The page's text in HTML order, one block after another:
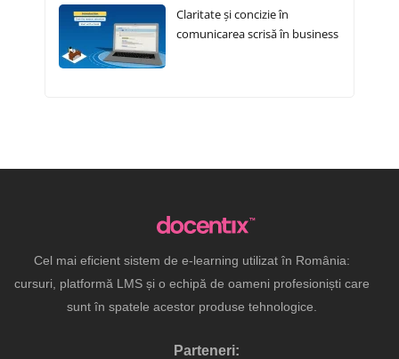
Claritate și concizie în
comunicarea scrisă în business
Cel mai eficient sistem de e-learning utilizat în România:
cursuri, platformă LMS și o echipă de oameni profesioniști care
sunt în spatele acestor produse tehnologice.
Parteneri: